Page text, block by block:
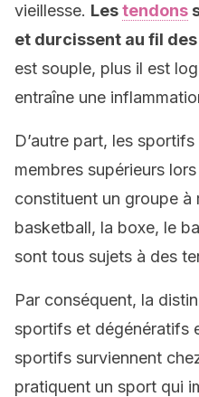
vieillesse. Lestendons
et durcissent au fil des
est souple, plus il est
entraîne une
D’autre part, les
membres supérieurs
constituent un groupe à
basketball, la boxe, le
sont tous sujets à des
Par conséquent, la
sportifs et dégénératifs
sportifs surviennent
pratiquent un sport qui